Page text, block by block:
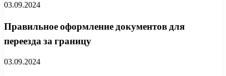
03.09.2024
Правильное оформление документов для
переезда за границу
03.09.2024